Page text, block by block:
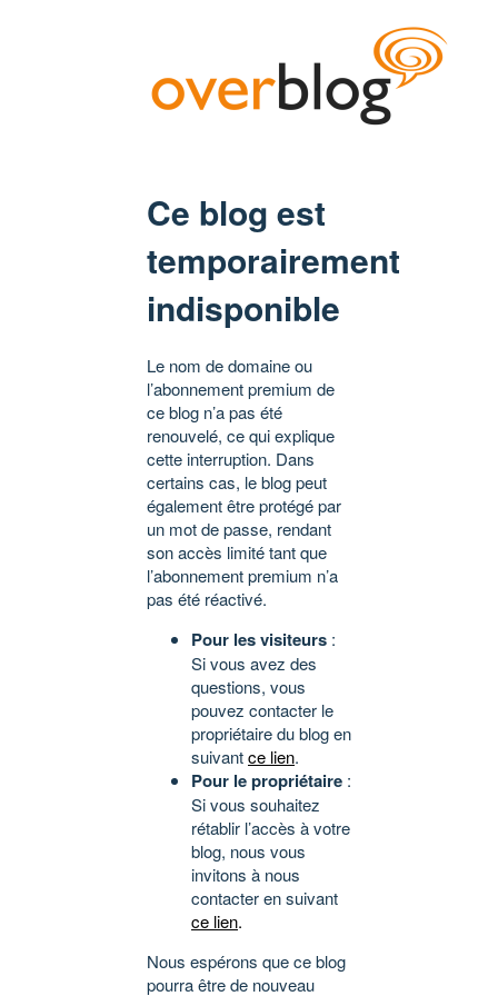
Ce blog est
temporairement
indisponible
Le nom de domaine ou
l’abonnement premium de
ce blog n’a pas été
renouvelé, ce qui explique
cette interruption. Dans
certains cas, le blog peut
également être protégé par
un mot de passe, rendant
son accès limité tant que
l’abonnement premium n’a
pas été réactivé.
Pour les visiteurs :
Si vous avez des
questions, vous
pouvez contacter le
propriétaire du blog en
suivantce lien.
Pour le propriétaire :
Si vous souhaitez
rétablir l’accès à votre
blog, nous vous
invitons à nous
contacter en suivant
ce lien.
Nous espérons que ce blog
pourra être de nouveau